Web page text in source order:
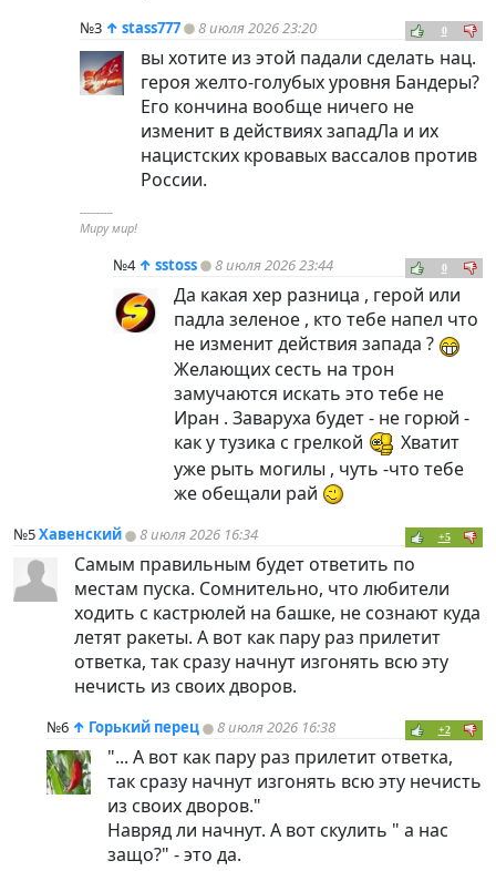
№3 ↑ stass777 8 июля 2026 23:20 0
вы хотите из этой падали сделать нац.
героя желто-голубых уровня Бандеры?
Его кончина вообще ничего не
изменит в действиях западЛа и их
нацистских кровавых вассалов против
России.
----------
Миру мир!
№4 ↑ sstoss 8 июля 2026 23:44 0
Да какая хер разница , герой или
падла зеленое , кто тебе напел что
не изменит действия запада ?
Желающих сесть на трон
замучаются искать это тебе не
Иран . Заваруха будет - не горюй -
как у тузика с грелкой
Хватит
уже рыть могилы , чуть -что тебе
же обещали рай
№5Хавенский 8 июля 2026 16:34 +5
Самым правильным будет ответить по
местам пуска. Сомнительно, что любители
ходить с кастрюлей на башке, не сознают куда
летят ракеты. А вот как пару раз прилетит
ответка, так сразу начнут изгонять всю эту
нечисть из своих дворов.
№6 ↑ Горький перец 8 июля 2026 16:38 +2
"... А вот как пару раз прилетит ответка,
так сразу начнут изгонять всю эту нечисть
из своих дворов."
Навряд ли начнут. А вот скулить " а нас
защо?" - это да.